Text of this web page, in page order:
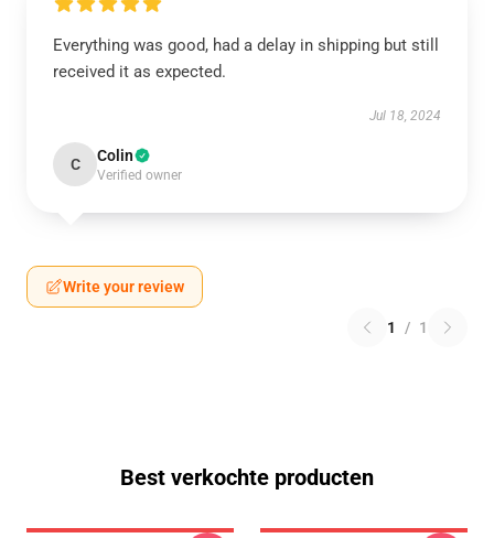
Everything was good, had a delay in shipping but still
received it as expected.
Jul 18, 2024
C Colin
Verified owner
Write your review
1 / 1
Best verkochte producten